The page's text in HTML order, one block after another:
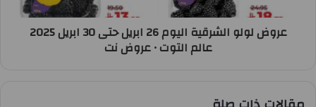
عروض لولو الشرقية اليوم 26 ابريل حتى 30 ابريل 2025
عالم التوت • عروض نت